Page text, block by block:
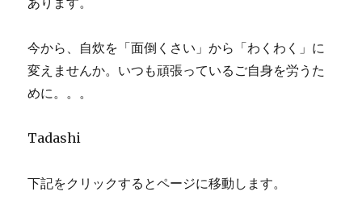
の
転
機
心
今から、自炊を「面倒くさい」から「わくわく」に
変えませんか。いつも頑張っているご自身を労うた
めに。。。
Tadashi
下記をクリックするとページに移動します。